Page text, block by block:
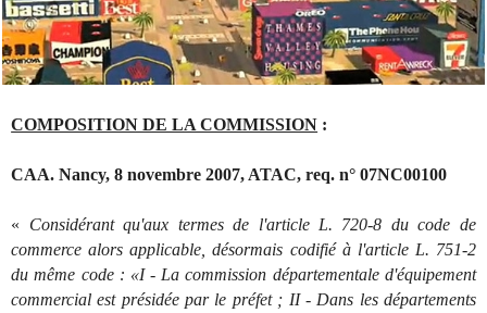
COMPOSITION DE LA COMMISSION :
CAA. Nancy, 8 novembre 2007, ATAC, req. n° 07NC00100
« Considérant qu'aux termes de l'article L. 720-8 du code de
commerce alors applicable, désormais codifié à l'article L. 751-2
du même code : «I - La commission départementale d'équipement
commercial est présidée par le préfet ; II - Dans les départements